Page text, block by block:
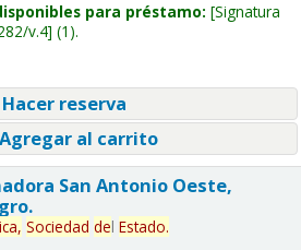
para préstamo: Signatura
v.4 (1).
reserva
al carrito
San Antonio Oeste,
Sociedad del Estado.